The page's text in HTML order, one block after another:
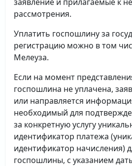
рассмотрения.
Уплатить госпошлину за
регистрацию можно в том
Мелеуза.
Если на момент
госпошлина не уплачена,
или направляется
необходимый для
за конкретную услугу
идентификатор платежа
идентификатор начисления)
госпошлины, с указанием